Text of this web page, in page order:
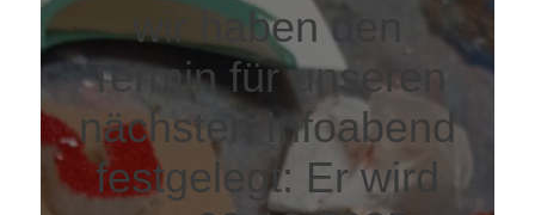
wir haben den
Termin für unseren
nächsten Infoabend
festgelegt: Er wird